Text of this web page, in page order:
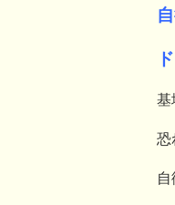
基
恐